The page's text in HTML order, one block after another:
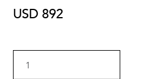
USD 892
1